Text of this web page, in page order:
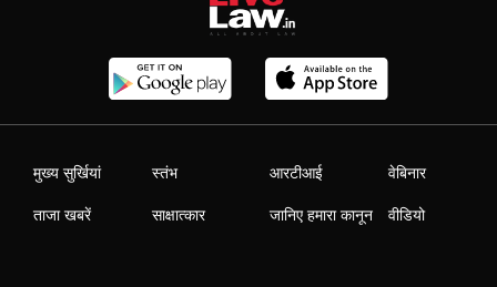
मुख्य सुर्खियां
ताजा खबरें
स्तंभ
साक्षात्कार
आरटीआई
जानिए हमारा कानून
वेबिनार
वीडियो